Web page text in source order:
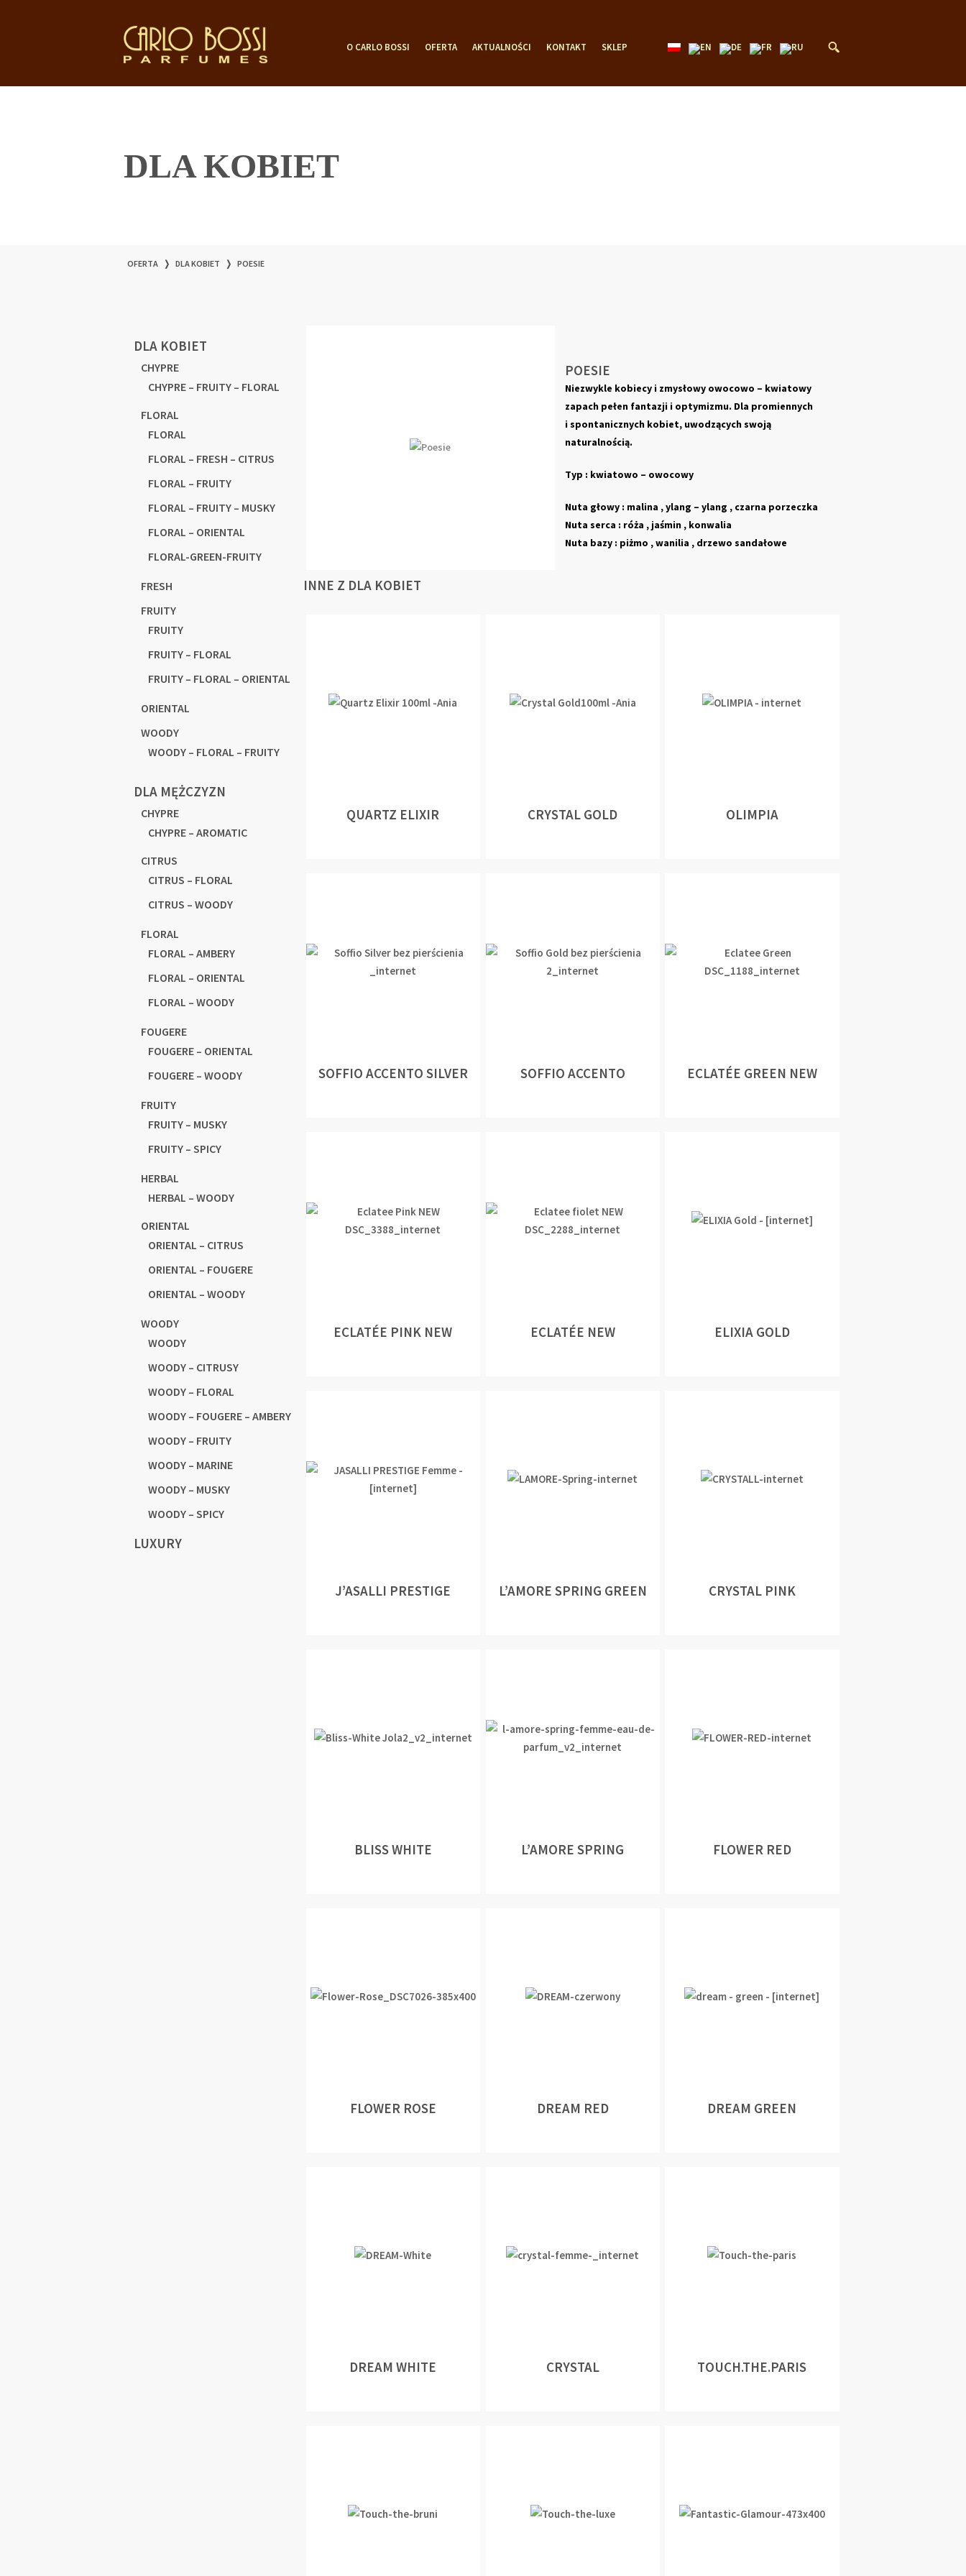
O CARLO BOSSI OFERTA AKTUALNOŚCI KONTAKT SKLEP
DLA KOBIET
OFERTA ❭ DLA KOBIET ❭ POESIE
DLA KOBIET
CHYPRE
CHYPRE – FRUITY – FLORAL
FLORAL
FLORAL
FLORAL – FRESH – CITRUS
FLORAL – FRUITY
FLORAL – FRUITY – MUSKY
FLORAL – ORIENTAL
FLORAL-GREEN-FRUITY
FRESH
FRUITY
FRUITY
FRUITY – FLORAL
FRUITY – FLORAL – ORIENTAL
ORIENTAL
WOODY
WOODY – FLORAL – FRUITY
DLA MĘŻCZYZN
CHYPRE
CHYPRE – AROMATIC
CITRUS
CITRUS – FLORAL
CITRUS – WOODY
FLORAL
FLORAL – AMBERY
FLORAL – ORIENTAL
FLORAL – WOODY
FOUGERE
FOUGERE – ORIENTAL
FOUGERE – WOODY
FRUITY
FRUITY – MUSKY
FRUITY – SPICY
HERBAL
HERBAL – WOODY
ORIENTAL
ORIENTAL – CITRUS
ORIENTAL – FOUGERE
ORIENTAL – WOODY
WOODY
WOODY
WOODY – CITRUSY
WOODY – FLORAL
WOODY – FOUGERE – AMBERY
WOODY – FRUITY
WOODY – MARINE
WOODY – MUSKY
WOODY – SPICY
LUXURY
POESIE
Niezwykle kobiecy i zmysłowy owocowo – kwiatowy
zapach pełen fantazji i optymizmu. Dla promiennych
i spontanicznych kobiet, uwodzących swoją
naturalnością.
Typ : kwiatowo – owocowy
Nuta głowy : malina , ylang – ylang , czarna porzeczka
Nuta serca : róża , jaśmin , konwalia
Nuta bazy : piżmo , wanilia , drzewo sandałowe
INNE Z DLA KOBIET
QUARTZ ELIXIR CRYSTAL GOLD OLIMPIA
SOFFIO ACCENTO SILVER SOFFIO ACCENTO ECLATÉE GREEN NEW
ECLATÉE PINK NEW ECLATÉE NEW ELIXIA GOLD
J’ASALLI PRESTIGE L’AMORE SPRING GREEN CRYSTAL PINK
BLISS WHITE L’AMORE SPRING FLOWER RED
FLOWER ROSE DREAM RED DREAM GREEN
DREAM WHITE CRYSTAL TOUCH.THE.PARIS